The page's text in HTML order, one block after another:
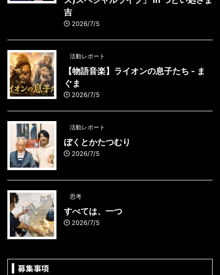
吉
2026/7/5
活動レポート
【物語音楽】ライオンの息子たち - ま
ぐま
2026/7/5
活動レポート
ぼくとかたつむり
2026/7/5
思考
すべては、一つ
2026/7/5
募集事項